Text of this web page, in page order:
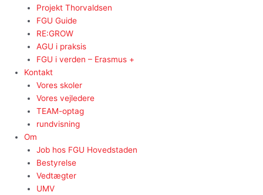
Projekt Thorvaldsen
FGU Guide
RE:GROW
AGU i praksis
FGU i verden – Erasmus +
Kontakt
Vores skoler
Vores vejledere
TEAM-optag
rundvisning
Om
Job hos FGU Hovedstaden
Bestyrelse
Vedtægter
UMV